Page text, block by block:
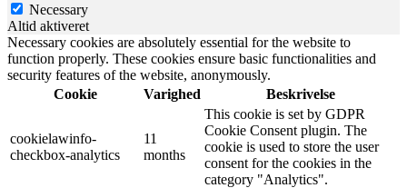
Necessary
Altid aktiveret
Necessary cookies are absolutely essential for the website to
function properly. These cookies ensure basic functionalities and
security features of the website, anonymously.
Cookie
Varighed Beskrivelse
cookielawinfo-
checkbox-analytics
11
months
This cookie is set by GDPR
Cookie Consent plugin. The
cookie is used to store the user
consent for the cookies in the
category "Analytics".